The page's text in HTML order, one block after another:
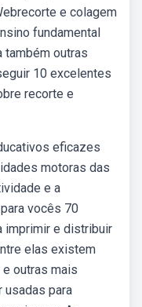
e colagem
fundamental
também outras
10 excelentes
recorte e
eficazes
motoras das
e a
vocês 70
imprimir e distribuir
elas existem
outras mais
usadas para